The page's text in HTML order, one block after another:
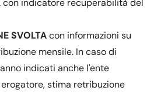
con indicatore recuperabilità del
SVOLTAcon informazioni su
mensile. In caso di
indicati anche l'ente
stima retribuzione